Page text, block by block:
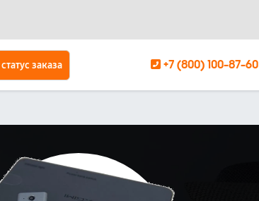
заказа +7 (800) 100-87-60